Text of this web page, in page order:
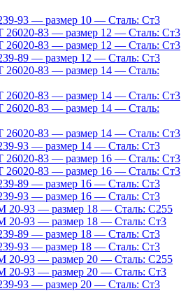
93 — размер 10 — Сталь: Ст3
26020-83 — размер 12 — Сталь: Ст3
26020-83 — размер 12 — Сталь: Ст3
89 — размер 12 — Сталь: Ст3
26020-83 — размер 14 — Сталь:
26020-83 — размер 14 — Сталь: Ст3
26020-83 — размер 14 — Сталь:
26020-83 — размер 14 — Сталь: Ст3
93 — размер 14 — Сталь: Ст3
26020-83 — размер 16 — Сталь: Ст3
26020-83 — размер 16 — Сталь: Ст3
89 — размер 16 — Сталь: Ст3
93 — размер 16 — Сталь: Ст3
20-93 — размер 18 — Сталь: С255
20-93 — размер 18 — Сталь: Ст3
89 — размер 18 — Сталь: Ст3
93 — размер 18 — Сталь: Ст3
20-93 — размер 20 — Сталь: С255
20-93 — размер 20 — Сталь: Ст3
93 — размер 20 — Сталь: Ст3